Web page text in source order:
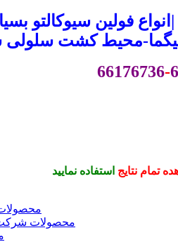
فولین سیوکالتو
محیط کشت سلولی
-
66176736
تمام نتایج استفاده نمایید
محصولات شرکت